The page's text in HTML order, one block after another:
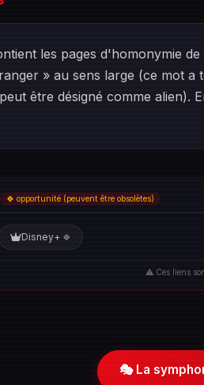
les pages d'homonymie
» au sens large (ce mot
être désigné comme
🍀 opportunité (peuvent être obsolètes)
Disney+ 🍀
⚠️ Ces liens
🎭 La